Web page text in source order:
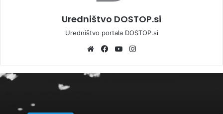
Uredništvo DOSTOP.si
Uredništvo portala DOSTOP.si
We
te
Fa
bo
Yo
ub
ra